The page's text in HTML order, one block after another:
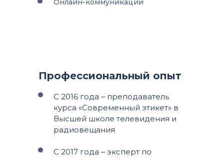
Онлайн-коммуникации
Профессиональный опыт
С 2016 года ‒ преподаватель
курса «Современный этикет» в
Высшей школе телевидения и
радиовещания
С 2017 года ‒ эксперт по